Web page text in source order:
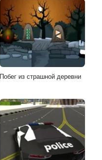
Побег из страшной деревни